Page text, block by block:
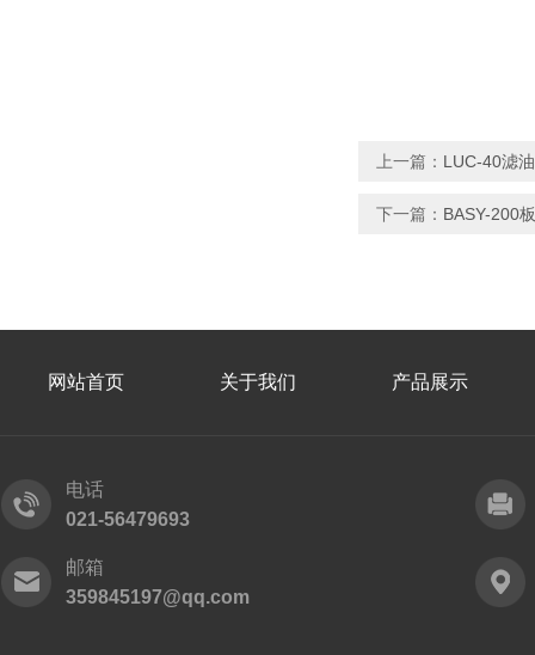
上一篇： LUC-40滤
下一篇： BASY-200
网站首页 关于我们 产品展示
电话
021-56479693
邮箱
359845197@qq.com